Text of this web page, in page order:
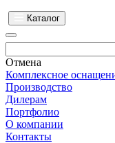
Каталог
Отмена
Комплексное
Производство
Дилерам
Портфолио
О компании
Контакты